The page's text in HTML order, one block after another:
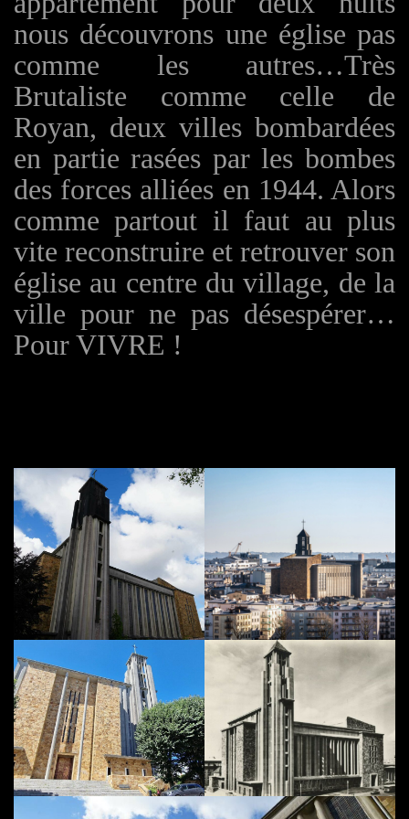
nous découvrons une église pas
comme les autres…Très
Brutaliste comme celle de
Royan, deux villes bombardées
en partie rasées par les bombes
des forces alliées en 1944. Alors
comme partout il faut au plus
vite reconstruire et retrouver son
église au centre du village, de la
ville pour ne pas désespérer…
Pour VIVRE !